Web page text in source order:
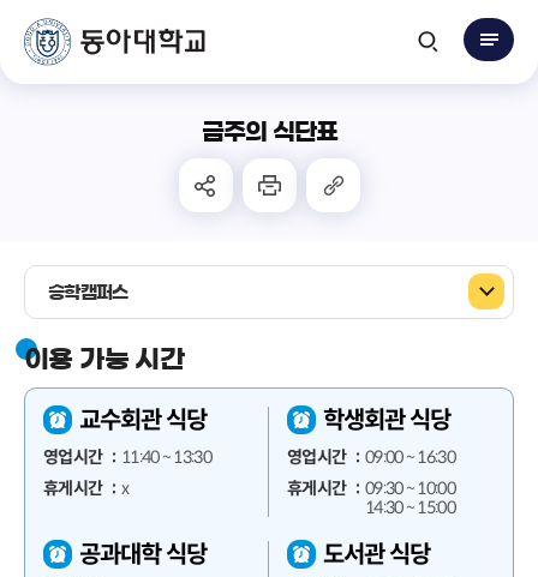
금주의 식단표
승학캠퍼스
이용 가능 시간
교수회관 식당
영업시간
11:40 ~ 13:30
휴게시간
x
학생회관 식당
영업시간
09:00 ~ 16:30
휴게시간
09:30 ~ 10:00
14:30 ~ 15:00
공과대학 식당 도서관 식당